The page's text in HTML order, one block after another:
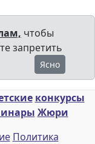
чтобы
запретить
Ясно
конкурсы
Жюри
Политика